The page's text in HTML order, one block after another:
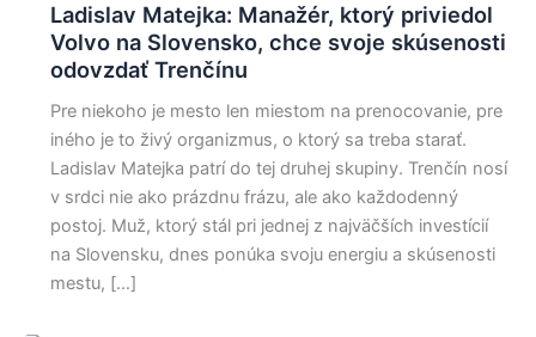
Ladislav Matejka: Manažér, ktorý priviedol
Volvo na Slovensko, chce svoje skúsenosti
odovzdať Trenčínu
Pre niekoho je mesto len miestom na prenocovanie, pre
iného je to živý organizmus, o ktorý sa treba starať.
Ladislav Matejka patrí do tej druhej skupiny. Trenčín nosí
v srdci nie ako prázdnu frázu, ale ako každodenný
postoj. Muž, ktorý stál pri jednej z najväčších investícií
na Slovensku, dnes ponúka svoju energiu a skúsenosti
mestu, […]